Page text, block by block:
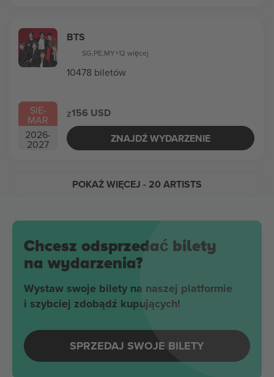
SIE-
MAR
2026-
2027
BTS
SG,PE,MY+12 więcej
10478 biletów
z156 USD
ZNAJDŹ WYDARZENIE
POKAŻ WIĘCEJ - 20 ARTISTS
Chcesz odsprzedać bilety
na wydarzenia?
Wystaw swoje bilety na naszej platformie
i szybciej zdobądź kupujących!
SPRZEDAJ SWOJE BILETY